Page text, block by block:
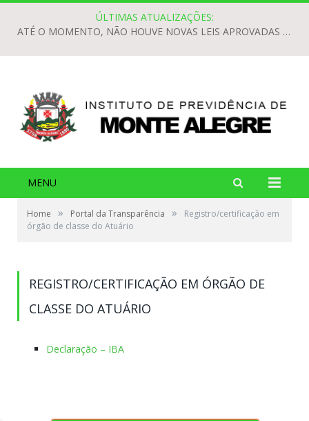
ÚLTIMAS ATUALIZAÇÕES:
ATÉ O MOMENTO, NÃO HOUVE NOVAS LEIS APROVADAS PARA O EXERCÍCIO DE 2026.
MENU
Home » Portal da Transparência »
Registro/certificação em
órgão de classe do Atuário
REGISTRO/CERTIFICAÇÃO EM ÓRGÃO DE
CLASSE DO ATUÁRIO
Declaração – IBA